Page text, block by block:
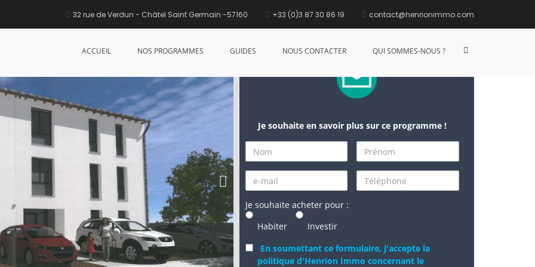
32 rue de Verdun - Châtel Saint Germain -57160 +33 (0)3 87 30 86 19 contact@henrionimmo.com
ACCUEIL NOS PROGRAMMES GUIDES NOUS CONTACTER QUI SOMMES-NOUS ?
Je souhaite en savoir plus sur ce programme !
Je souhaite acheter pour :
Habiter
Investir
En soumettant ce formulaire, j'accepte la
politique d'Henrion Immo concernant le